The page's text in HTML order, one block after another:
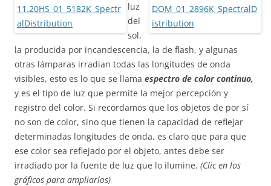
luz
del
sol,
la producida por incandescencia, la de flash, y algunas
otras lámparas irradian todas las longitudes de onda
visibles, esto es lo que se llama espectro de color continuo,
y es el tipo de luz que permite la mejor percepción y
registro del color. Si recordamos que los objetos de por sí
no son de color, sino que tienen la capacidad de reflejar
determinadas longitudes de onda, es claro que para que
ese color sea reflejado por el objeto, antes debe ser
irradiado por la fuente de luz que lo ilumine. (Clic en los
gráficos para ampliarlos)